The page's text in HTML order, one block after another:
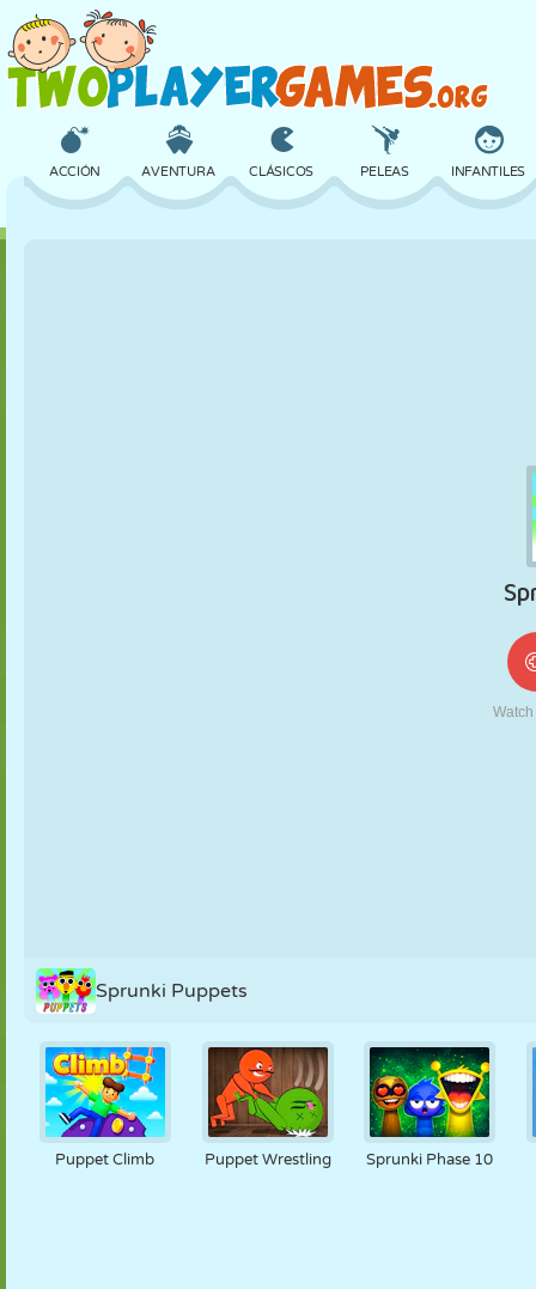
ACCIÓN AVENTURA CLÁSICOS PELEAS INFANTILES
LABERINTOS
TRES EN RAYA
Sprunki Puppets
Puppet Climb Puppet Wrestling Sprunki Phase 10